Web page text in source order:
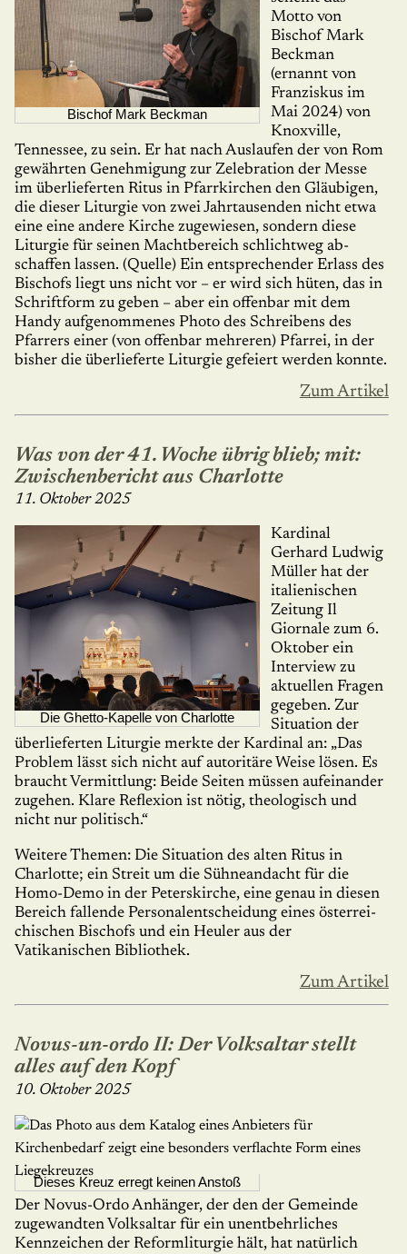
Bischof Mark Beckman
Motto von
Bischof Mark
Beckman
(ernannt von
Franziskus im
Mai 2024) von
Knoxville,
Tennessee, zu sein. Er hat nach Auslaufen der von Rom
gewährten Genehmigung zur Ze­le­bra­tion der Messe
im überlie­ferten Ritus in Pfarr­kirchen den Gläubigen,
die dieser Liturgie von zwei Jahrtausenden nicht etwa
eine eine andere Kirche zugewiesen, sondern diese
Liturgie für seinen Machtbereich schlichtweg ab­
schaffen lassen. (Quelle) Ein entsprechender Erlass des
Bischofs liegt uns nicht vor – er wird sich hüten, das in
Schriftform zu geben – aber ein offenbar mit dem
Handy aufge­nommenes Photo des Schreibens des
Pfarrers einer (von offenbar mehreren) Pfarrei, in der
bisher die überlieferte Liturgie gefei­ert werden konnte.
Zum Artikel
Was von der 41. Woche übrig blieb; mit:
Zwischenbericht aus Charlotte
11. Oktober 2025
Die Ghetto-Kapelle von Charlotte
Kardinal
Gerhard Ludwig
Müller hat der
italienischen
Zeitung Il
Giornale zum 6.
Oktober ein
Interview zu
aktuellen Fra­gen
gegeben. Zur
Situation der
über­lie­fer­ten Liturgie merkte der Kardinal an: „Das
Problem lässt sich nicht auf au­to­ri­täre Weise lösen. Es
braucht Vermittlung: Beide Seiten müssen aufeinander
zu­ge­hen. Klare Reflexion ist nötig, theologisch und
nicht nur politisch.“
Weitere Themen: Die Situation des alten Ritus in
Charlotte; ein Streit um die Sühneandacht für die
Homo-Demo in der Peterskirche, eine genau in diesen
Bereich fallende Personalentscheidung eines öster­rei­
chischen Bischofs und ein Heuler aus der
Vatikanischen Bibliothek.
Zum Artikel
Novus-un-ordo II: Der Volksaltar stellt
alles auf den Kopf
10. Oktober 2025
Dieses Kreuz erregt keinen Anstoß
Der Novus-Ordo Anhänger, der den der Gemeinde
zugewandten Volksaltar für ein unentbehrliches
Kennzeichen der Reformliturgie hält, hat natürlich